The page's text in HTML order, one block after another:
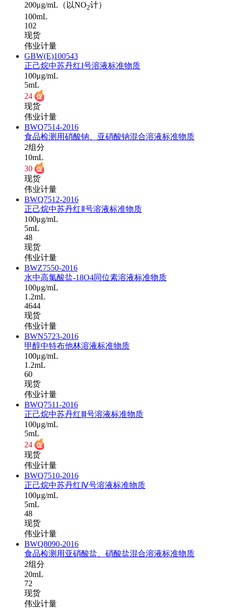
200μg/mL（以NO2计）
100mL
102
现货
伟业计量
GBW(E)100543
正己烷中苏丹红I号溶液标准物质
100μg/mL
5mL
24
现货
伟业计量
BWQ7514-2016
食品检测用硝酸钠、亚硝酸钠混合溶液标准物质
2组分
10mL
30
现货
伟业计量
BWQ7512-2016
正己烷中苏丹红Ⅱ号溶液标准物质
100μg/mL
5mL
48
现货
伟业计量
BWZ7550-2016
水中高氯酸盐-18O4同位素溶液标准物质
100μg/mL
1.2mL
4644
现货
伟业计量
BWN5723-2016
甲醇中特布他林溶液标准物质
100μg/mL
1.2mL
60
现货
伟业计量
BWQ7511-2016
正己烷中苏丹红Ⅲ号溶液标准物质
100μg/mL
5mL
24
现货
伟业计量
BWQ7510-2016
正己烷中苏丹红Ⅳ号溶液标准物质
100μg/mL
5mL
48
现货
伟业计量
BWQ8090-2016
食品检测用亚硝酸盐、硝酸盐混合溶液标准物质
2组分
20mL
72
现货
伟业计量